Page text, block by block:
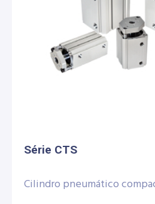
Série CTS
Cilindro pneumático